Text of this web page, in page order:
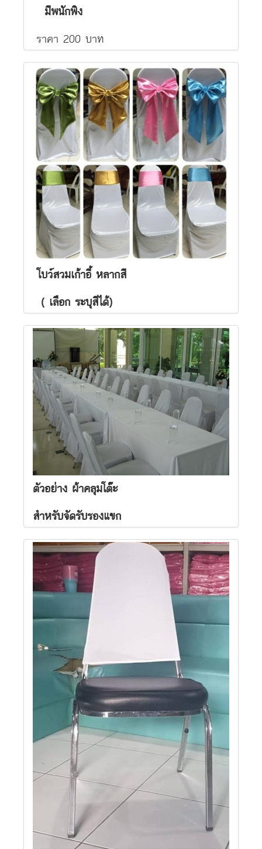
มีพนักพิง
ราคา 200 บาท
โบว์สวมเก้าอี้ หลากสี
( เลือก ระบุสีได้)
ตัวอย่าง ผ้าคลุมโต๊ะ
สำหรับจัดรับรองแขก